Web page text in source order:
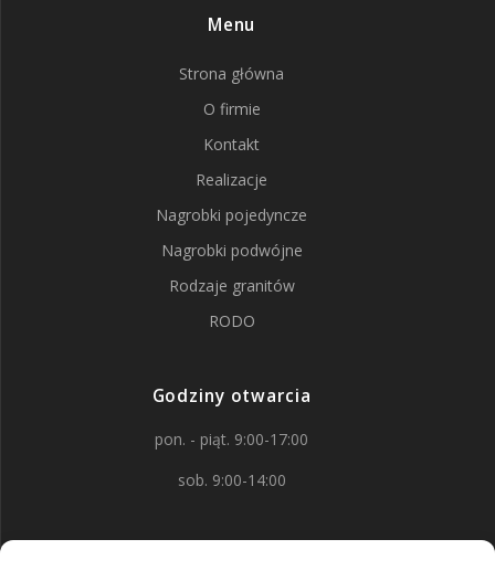
Menu
Strona główna
O firmie
Kontakt
Realizacje
Nagrobki pojedyncze
Nagrobki podwójne
Rodzaje granitów
RODO
Godziny otwarcia
pon. - piąt. 9:00-17:00
sob. 9:00-14:00